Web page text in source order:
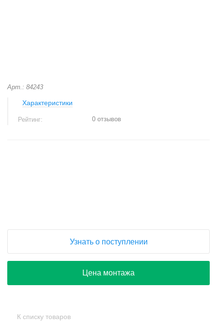
Арт.: 84243
Характеристики
Рейтинг: 0 отзывов
Узнать о поступлении
Цена монтажа
К списку товаров